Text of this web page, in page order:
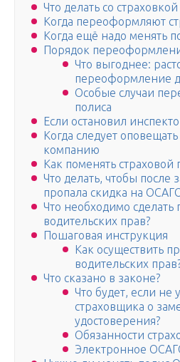
Что делать со
Когда переоформляют
Когда ещё надо менять
Порядок
Что выгоднее:
переоформление
Особые случаи
полиса
Если остановил
Когда следует
компанию
Как поменять страховой
Что делать, чтобы после
пропала скидка на
Что необходимо сделать
водительских прав?
Пошаговая инструкция
Как осуществить
водительских
Что сказано в законе?
Что будет, если не
страховщика о
удостоверения?
Обязанности
Электронное